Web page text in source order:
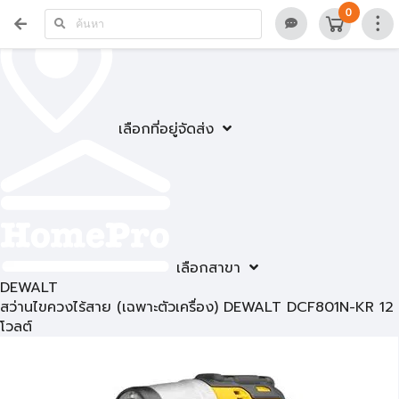
เลือกที่อยู่จัดส่ง
เลือกสาขา
0
DEWALT
สว่านไขควงไร้สาย (เฉพาะตัวเครื่อง) DEWALT DCF801N-KR 12
โวลต์